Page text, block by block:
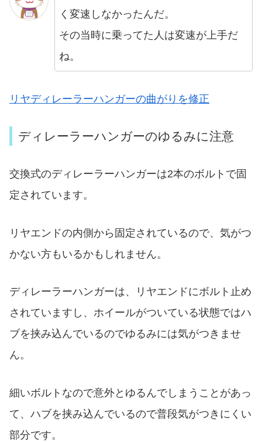
く変速しなかったんだ。
その当時に乗ってた人は変速が上手だ
ね。
リヤディレーラーハンガーの曲がりを修正
ディレーラーハンガーのゆるみに注意
交換式のディレーラーハンガーは2本のボルトで固
定されています。
リヤエンドの内側から固定されているので、気がつ
かない方もいるかもしれません。
ディレーラーハンガーは、リヤエンドにボルト止め
されていますし、ホイールがついている状態ではハ
ブを挟み込んでいるのでゆるみには気がつきませ
ん。
細いボルトなので意外とゆるんでしまうことがあっ
て、ハブを挟み込んでいるので普段気がつきにくい
部分です。